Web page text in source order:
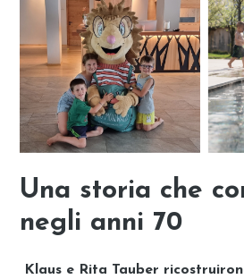
Una storia che
negli anni 70
Klaus e Rita Tauber